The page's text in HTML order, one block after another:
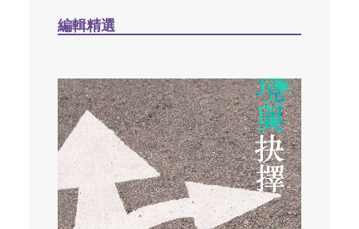
編輯精選